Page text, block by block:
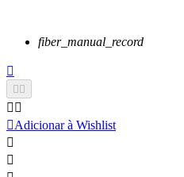
fiber_manual_record

 
 
Adicionar à Wishlist

